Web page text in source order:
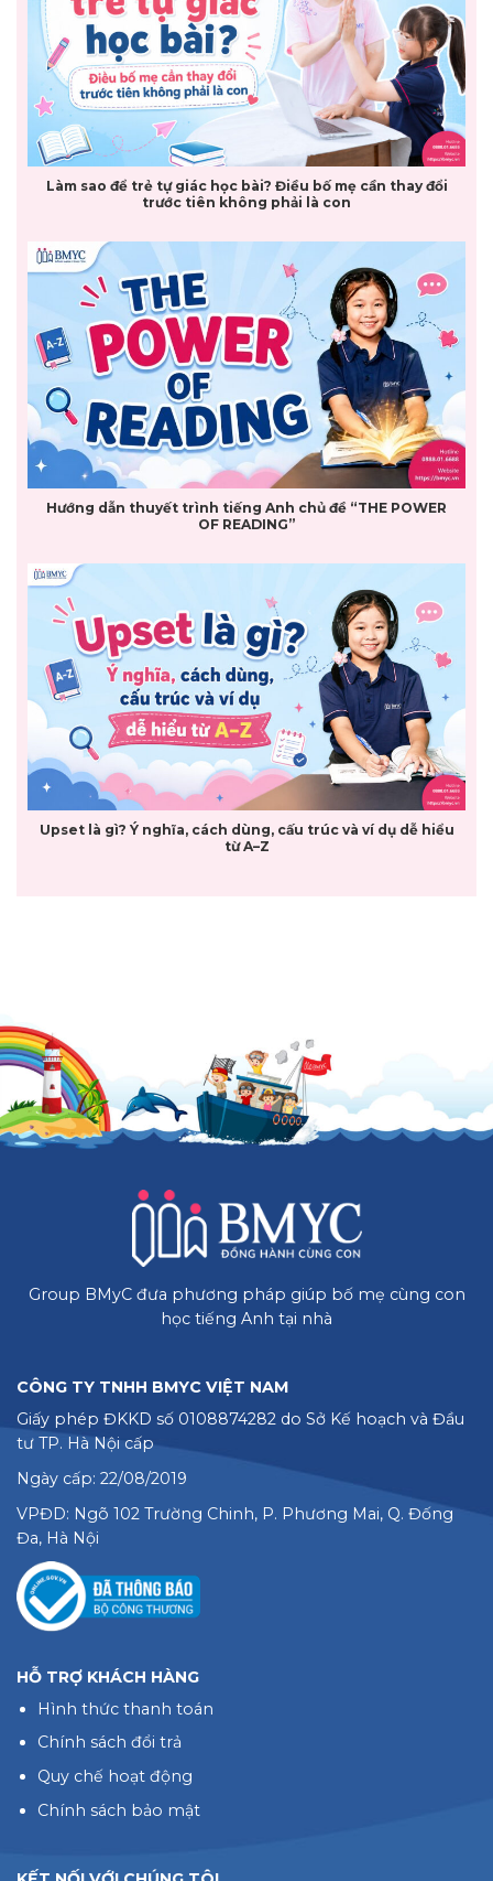
Làm sao để trẻ tự giác học bài? Điều bố mẹ cần thay đổi
trước tiên không phải là con
Hướng dẫn thuyết trình tiếng Anh chủ đề “THE POWER
OF READING”
Upset là gì? Ý nghĩa, cách dùng, cấu trúc và ví dụ dễ hiểu
từ A–Z
Group BMyC đưa phương pháp giúp bố mẹ cùng con
học tiếng Anh tại nhà
CÔNG TY TNHH BMYC VIỆT NAM
Giấy phép ĐKKD số 0108874282 do Sở Kế hoạch và Đầu
tư TP. Hà Nội cấp
Ngày cấp: 22/08/2019
VPĐD: Ngõ 102 Trường Chinh, P. Phương Mai, Q. Đống
Đa, Hà Nội
HỖ TRỢ KHÁCH HÀNG
Hình thức thanh toán
Chính sách đổi trả
Quy chế hoạt động
Chính sách bảo mật